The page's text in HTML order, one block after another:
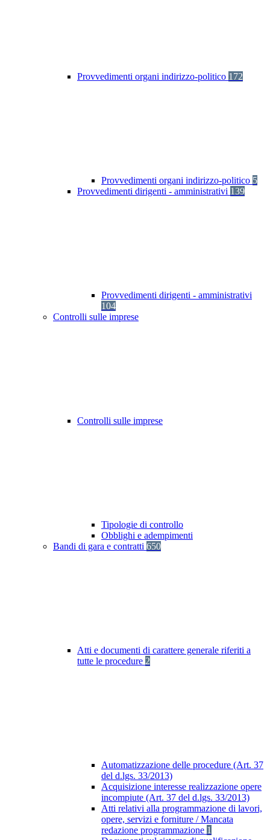
Provvedimenti organi indirizzo-politico 172
Provvedimenti organi indirizzo-politico 5
Provvedimenti dirigenti - amministrativi 139
Provvedimenti dirigenti - amministrativi
104
Controlli sulle imprese
Controlli sulle imprese
Tipologie di controllo
Obblighi e adempimenti
Bandi di gara e contratti 650
Atti e documenti di carattere generale riferiti a
tutte le procedure 2
Automatizzazione delle procedure (Art. 37
del d.lgs. 33/2013)
Acquisizione interesse realizzazione opere
incompiute (Art. 37 del d.lgs. 33/2013)
Atti relativi alla programmazione di lavori,
opere, servizi e forniture / Mancata
redazione programmazione 1